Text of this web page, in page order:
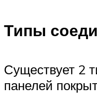
Типы
Существует 2
панелей